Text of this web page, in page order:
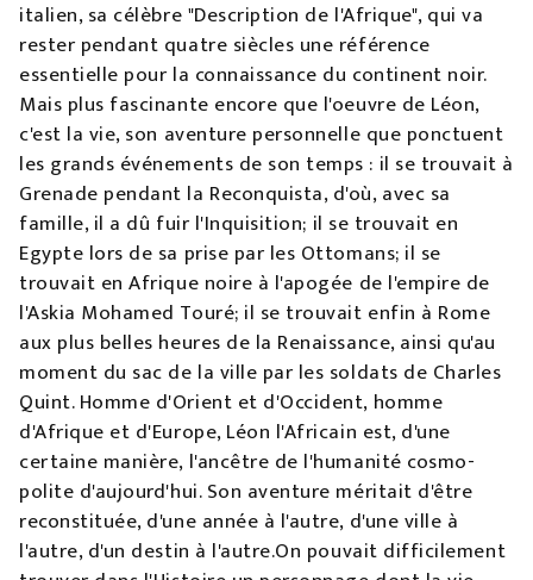
italien, sa célèbre "Description de l'Afrique", qui va
rester pendant quatre siècles une référence
essentielle pour la connaissance du continent noir.
Mais plus fascinante encore que l'oeuvre de Léon,
c'est la vie, son aventure personnelle que ponctuent
les grands événements de son temps : il se trouvait à
Grenade pendant la Reconquista, d'où, avec sa
famille, il a dû fuir l'Inquisition; il se trouvait en
Egypte lors de sa prise par les Ottomans; il se
trouvait en Afrique noire à l'apogée de l'empire de
l'Askia Mohamed Touré; il se trouvait enfin à Rome
aux plus belles heures de la Renaissance, ainsi qu'au
moment du sac de la ville par les soldats de Charles
Quint. Homme d'Orient et d'Occident, homme
d'Afrique et d'Europe, Léon l'Africain est, d'une
certaine manière, l'ancêtre de l'humanité cosmo-
polite d'aujourd'hui. Son aventure méritait d'être
reconstituée, d'une année à l'autre, d'une ville à
l'autre, d'un destin à l'autre.On pouvait difficilement